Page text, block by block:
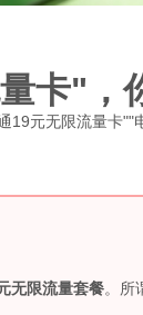
卡"，
19元无限流量卡
无限流量套餐。所